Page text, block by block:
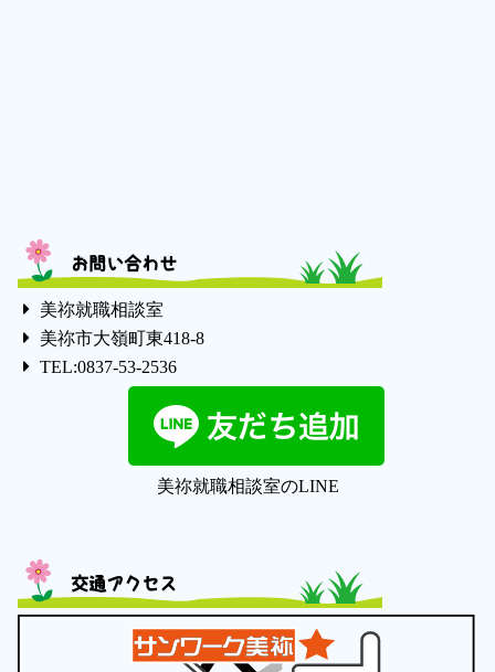
お問い合わせ
美祢就職相談室
美祢市大嶺町東418-8
TEL:0837-53-2536
美祢就職相談室のLINE
交通アクセス